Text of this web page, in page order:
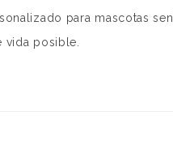
para mascotas
vida posible.